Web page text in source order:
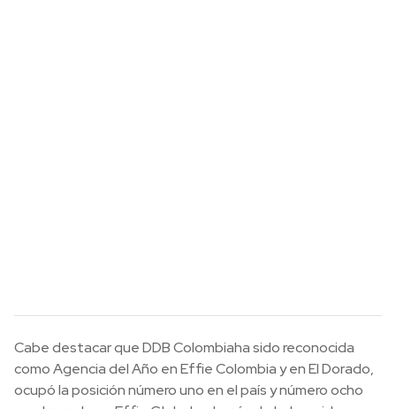
Cabe destacar que DDB Colombiaha sido reconocida
como Agencia del Año en Effie Colombia y en El Dorado,
ocupó la posición número uno en el país y número ocho